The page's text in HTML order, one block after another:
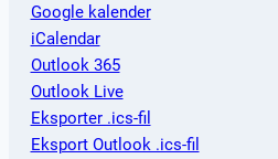
Google kalender
iCalendar
Outlook 365
Outlook Live
Eksporter .ics-fil
Eksport Outlook .ics-fil